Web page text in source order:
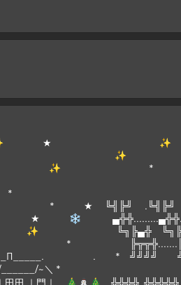
★
⭐
.╚╣╠╝
╚╗╠▄╬
. * ╝╝╝╝
* /______/~＼ *
田田 ｜門｜ 🎄⛄🎄 ╬╬╬╬